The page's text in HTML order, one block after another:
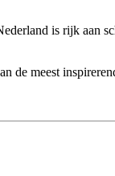
is rijk aan
de meest